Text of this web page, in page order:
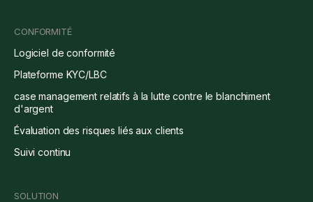
CONFORMITÉ
Logiciel de conformité
Plateforme KYC/LBC
case management relatifs à la lutte contre le blanchiment
d'argent
Évaluation des risques liés aux clients
Suivi continu
SOLUTION